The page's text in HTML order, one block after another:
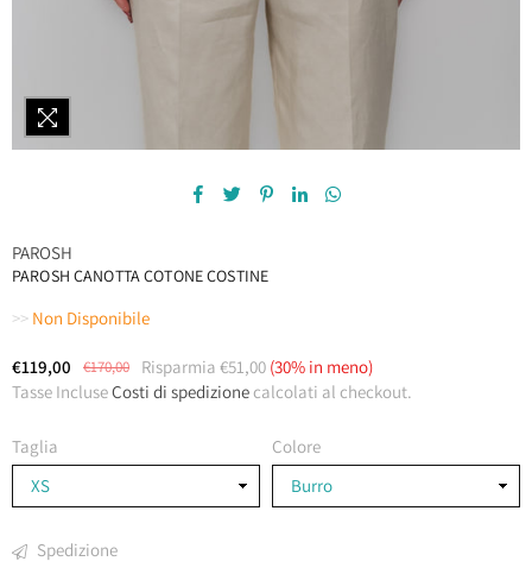
PAROSH
PAROSH CANOTTA COTONE COSTINE
>> Non Disponibile
Costo
€119,00 €170,00 Risparmia €51,00 (30% in meno)
Tasse IncluseCosti di spedizionecalcolati al checkout.
Taglia Colore
Spedizione